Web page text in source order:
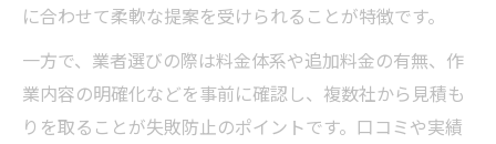
に合わせて柔軟な提案を受けられることが特徴です。
一方で、業者選びの際は料金体系や追加料金の有無、作
業内容の明確化などを事前に確認し、複数社から見積も
りを取ることが失敗防止のポイントです。口コミや実績